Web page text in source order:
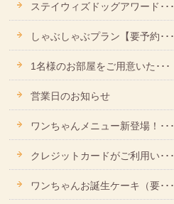
ステイウィズドッグアワード･･･
しゃぶしゃぶプラン【要予約･･･
1名様のお部屋をご用意いた･･･
営業日のお知らせ
ワンちゃんメニュー新登場！･･･
クレジットカードがご利用い･･･
ワンちゃんお誕生ケーキ（要･･･